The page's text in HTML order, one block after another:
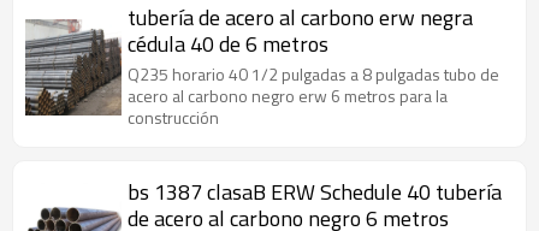
tubería de acero al carbono erw negra
cédula 40 de 6 metros
Q235 horario 40 1/2 pulgadas a 8 pulgadas tubo de
acero al carbono negro erw 6 metros para la
construcción
bs 1387 clasaB ERW Schedule 40 tubería
de acero al carbono negro 6 metros